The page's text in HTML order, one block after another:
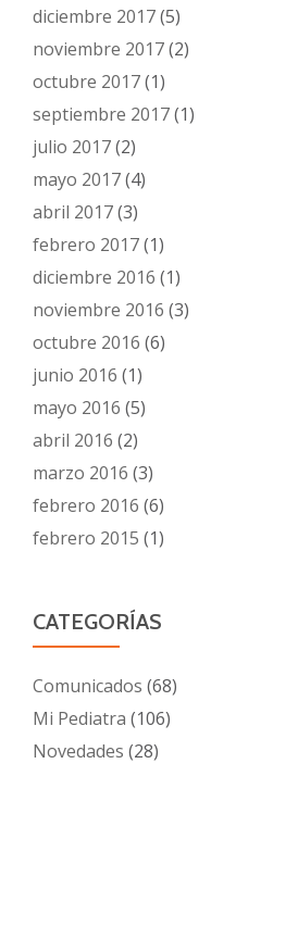
diciembre 2017(5)
noviembre 2017(2)
octubre 2017(1)
septiembre 2017(1)
julio 2017(2)
mayo 2017(4)
abril 2017(3)
febrero 2017(1)
diciembre 2016 (1)
noviembre 2016 (3)
octubre 2016 (6)
junio 2016 (1)
mayo 2016 (5)
abril 2016 (2)
marzo 2016 (3)
febrero 2016 (6)
febrero 2015 (1)
CATEGORÍAS
Comunicados (68)
Mi Pediatra (106)
Novedades (28)